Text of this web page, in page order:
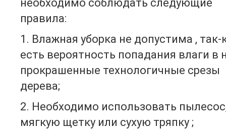
необходимо соблюдать следующие
правила:
1. Влажная уборка не допустима , так-
есть вероятность попадания влаги в
прокрашенные технологичные срезы
дерева;
2. Необходимо использовать
мягкую щетку или сухую тряпку ;